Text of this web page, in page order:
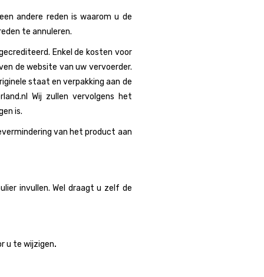
andere reden is waarom u de
te annuleren.
Enkel de kosten voor
de website van uw vervoerder.
staat en verpakking aan de
Wij zullen vervolgens het
is.
van het product aan
invullen. Wel draagt u zelf de
u te wijzigen.